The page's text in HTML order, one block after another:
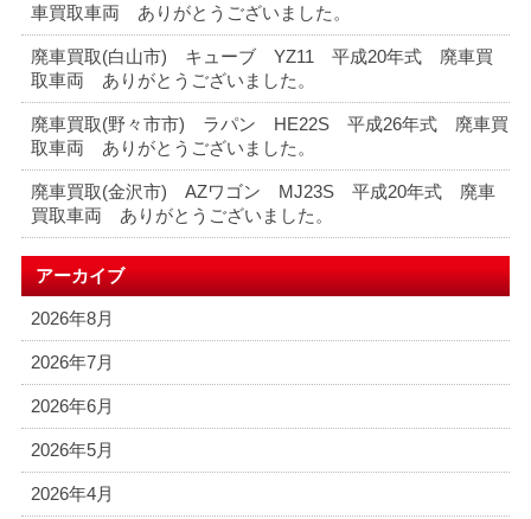
車買取車両 ありがとうございました。
廃車買取(白山市) キューブ YZ11 平成20年式 廃車買
取車両 ありがとうございました。
廃車買取(野々市市) ラパン HE22S 平成26年式 廃車買
取車両 ありがとうございました。
廃車買取(金沢市) AZワゴン MJ23S 平成20年式 廃車
買取車両 ありがとうございました。
アーカイブ
2026年8月
2026年7月
2026年6月
2026年5月
2026年4月